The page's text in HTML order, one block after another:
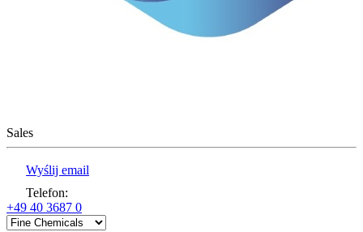
Sales
Wyślij email
Telefon:
+49 40 3687 0